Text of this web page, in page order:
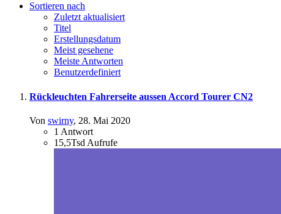
Sortieren nach
Zuletzt aktualisiert
Titel
Erstellungsdatum
Meist gesehene
Meiste Antworten
Benutzerdefiniert
Rückleuchten Fahrerseite aussen Accord Tourer CN2
Von swirny, 28. Mai 2020
1 Antwort
15,5Tsd Aufrufe